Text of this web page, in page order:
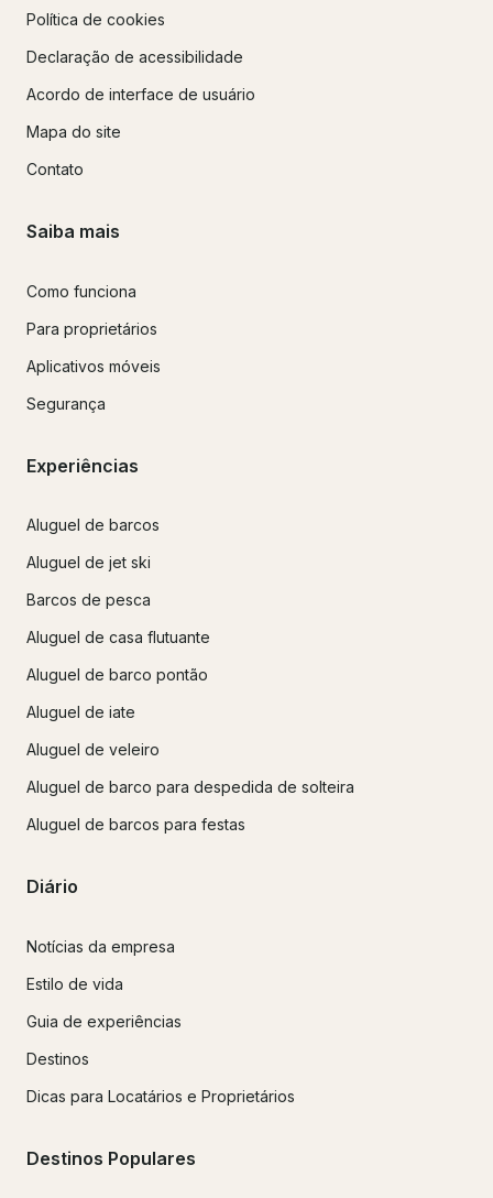
Política de cookies
Declaração de acessibilidade
Acordo de interface de usuário
Mapa do site
Contato
Saiba mais
Como funciona
Para proprietários
Aplicativos móveis
Segurança
Experiências
Aluguel de barcos
Aluguel de jet ski
Barcos de pesca
Aluguel de casa flutuante
Aluguel de barco pontão
Aluguel de iate
Aluguel de veleiro
Aluguel de barco para despedida de solteira
Aluguel de barcos para festas
Diário
Notícias da empresa
Estilo de vida
Guia de experiências
Destinos
Dicas para Locatários e Proprietários
Destinos Populares